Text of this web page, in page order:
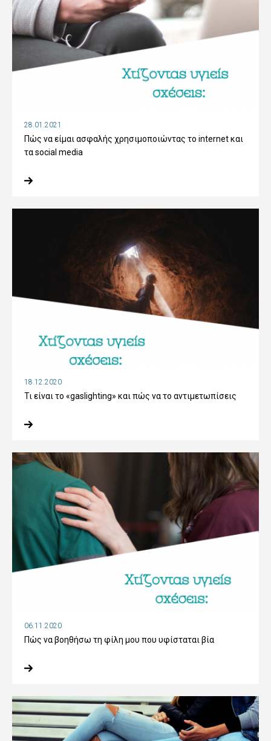
28.01.2021
Πώς να είμαι ασφαλής χρησιμοποιώντας το internet και
τα social media
18.12.2020
Τι είναι το «gaslighting» και πώς να το αντιμετωπίσεις
06.11.2020
Πώς να βοηθήσω τη φίλη μου που υφίσταται βία